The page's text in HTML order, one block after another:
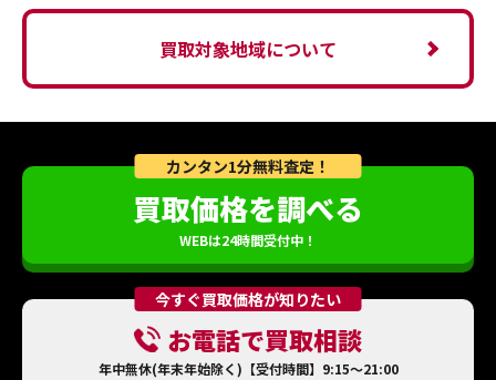
買取対象地域について
カンタン1分無料査定！
買取価格を調べる
WEBは24時間受付中！
今すぐ買取価格が知りたい
お電話で買取相談
年中無休(年末年始除く)【受付時間】9:15～21:00